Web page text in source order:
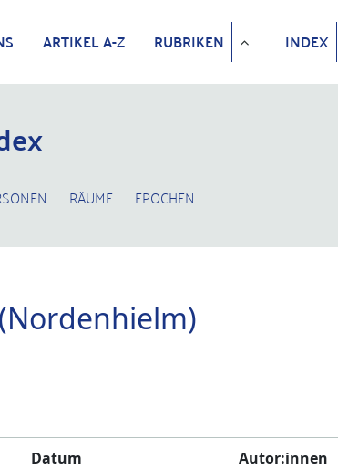
ARTIKEL A-Z RUBRIKEN INDEX
RÄUME EPOCHEN
Datum Autor:innen